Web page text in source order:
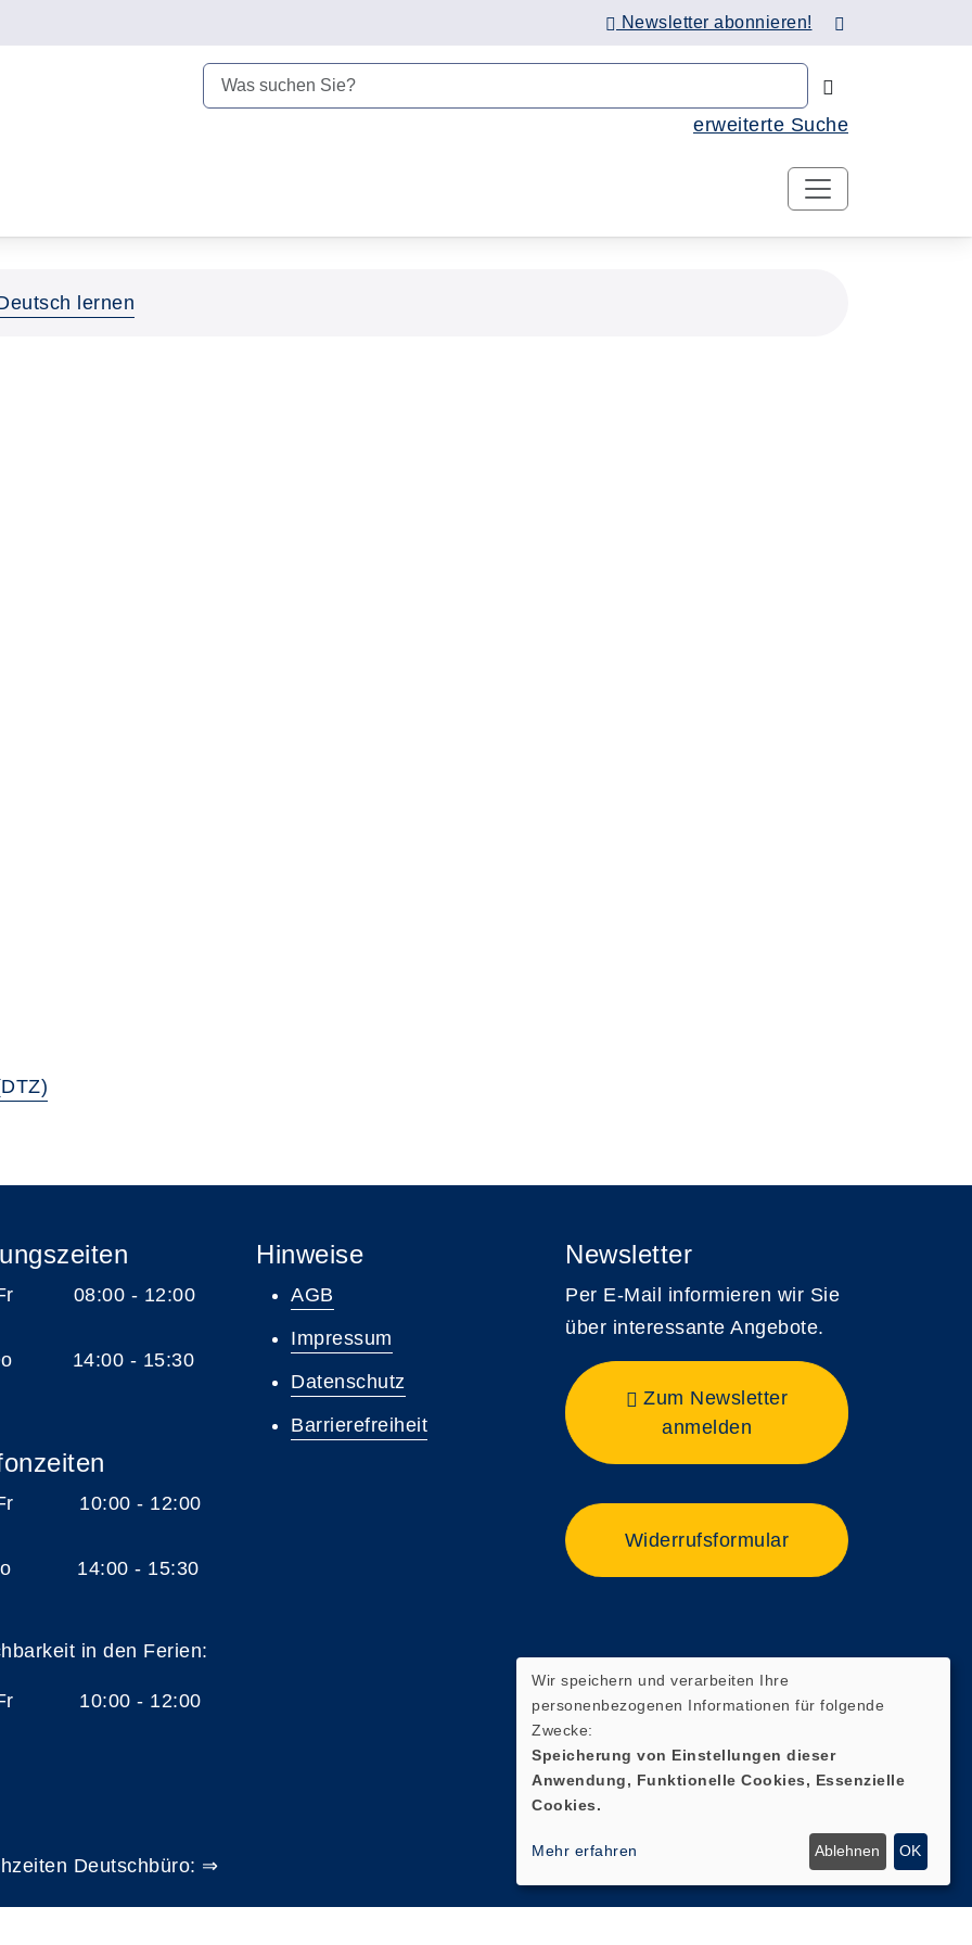
Newsletter abonnieren!
erweiterte Suche
lernen
Fr 08:00 - 12:00
14:00 - 15:30
Fr 10:00 - 12:00
14:00 - 15:30
in den Ferien:
Fr 10:00 - 12:00
Deutschbüro: ⇒
Hinweise
AGB
Impressum
Datenschutz
Barrierefreiheit
Newsletter
Per E-Mail informieren wir Sie
über interessante Angebote.
Zum Newsletter
anmelden
Widerrufsformular
Wir speichern und verarbeiten Ihre
personenbezogenen Informationen für folgende
Zwecke:
Speicherung von Einstellungen dieser
Anwendung, Funktionelle Cookies, Essenzielle
Cookies.
Mehr erfahren Ablehnen OK